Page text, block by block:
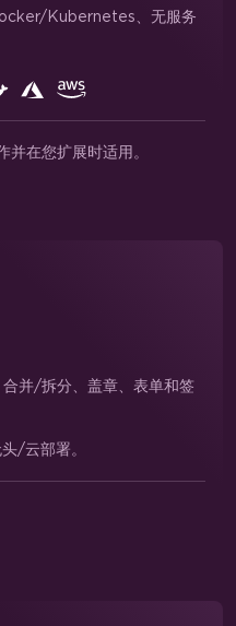
Kubernetes、无服务
并在您扩展时适用。
并/拆分、盖章、表单和签
/云部署。